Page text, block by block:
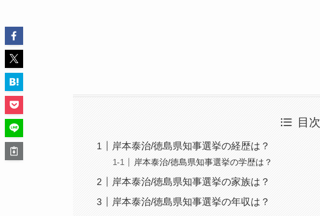
目次
岸本泰治/徳島県知事選挙の経歴は？
岸本泰治/徳島県知事選挙の学歴は？
岸本泰治/徳島県知事選挙の家族は？
岸本泰治/徳島県知事選挙の年収は？